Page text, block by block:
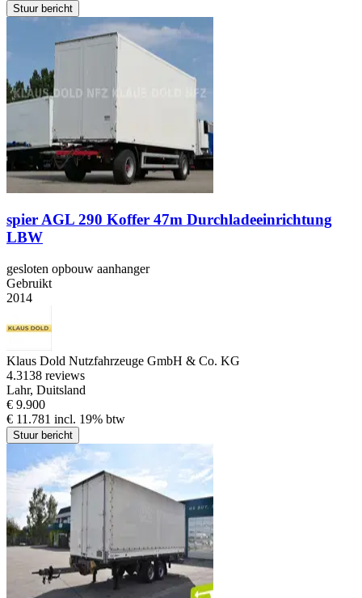
Stuur bericht
spier AGL 290 Koffer 47m Durchladeeinrichtung
LBW
gesloten opbouw aanhanger
Gebruikt
2014
Klaus Dold Nutzfahrzeuge GmbH & Co. KG
4.3138 reviews
Lahr, Duitsland
€ 9.900
€ 11.781 incl. 19% btw
Stuur bericht